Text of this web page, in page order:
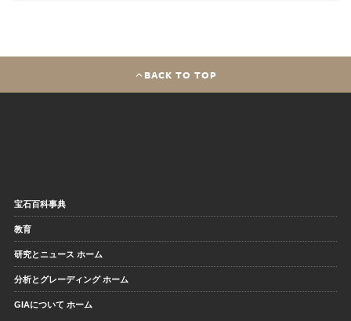
BACK TO TOP
宝石百科事典
教育
研究とニュース ホーム
分析とグレーディング ホーム
GIAについて ホーム